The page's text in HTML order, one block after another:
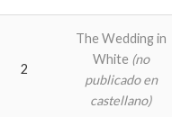
2
The Wedding in
White (no
publicado en
castellano)